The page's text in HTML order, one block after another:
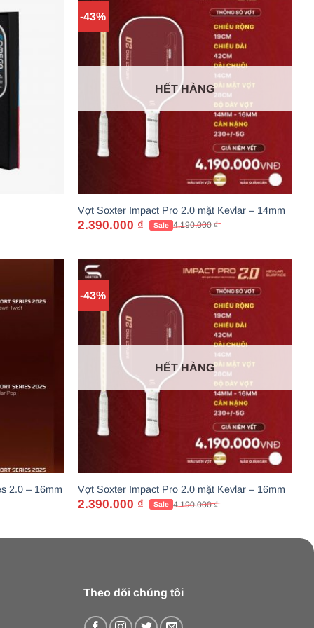
-43%
HẾT HÀNG
Vợt Soxter Impact Pro 2.0 mặt Kevlar – 14mm
4.190.000₫
Giá
4.190.000 ₫.
2.390.000 ₫
Giá
là:
2.390.000 ₫.
2.0 – 16mm
-43%
HẾT HÀNG
Vợt Soxter Impact Pro 2.0 mặt Kevlar – 16mm
4.190.000₫
Giá
4.190.000 ₫.
2.390.000 ₫
Giá
là:
Theo dõi chúng tôi